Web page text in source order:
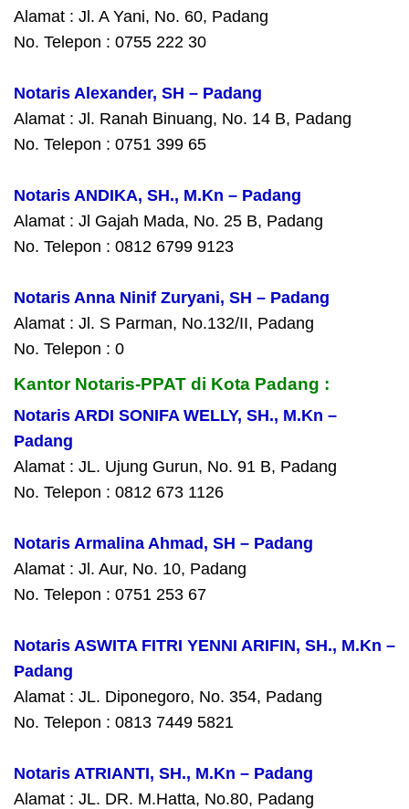
Alamat : Jl. A Yani, No. 60, Padang
No. Telepon : 0755 222 30
Notaris Alexander, SH – Padang
Alamat : Jl. Ranah Binuang, No. 14 B, Padang
No. Telepon : 0751 399 65
Notaris ANDIKA, SH., M.Kn – Padang
Alamat : Jl Gajah Mada, No. 25 B, Padang
No. Telepon : 0812 6799 9123
Notaris Anna Ninif Zuryani, SH – Padang
Alamat : Jl. S Parman, No.132/II, Padang
No. Telepon : 0
Kantor Notaris-PPAT di Kota Padang :
Notaris ARDI SONIFA WELLY, SH., M.Kn –
Padang
Alamat : JL. Ujung Gurun, No. 91 B, Padang
No. Telepon : 0812 673 1126
Notaris Armalina Ahmad, SH – Padang
Alamat : Jl. Aur, No. 10, Padang
No. Telepon : 0751 253 67
Notaris ASWITA FITRI YENNI ARIFIN, SH., M.Kn –
Padang
Alamat : JL. Diponegoro, No. 354, Padang
No. Telepon : 0813 7449 5821
Notaris ATRIANTI, SH., M.Kn – Padang
Alamat : JL. DR. M.Hatta, No.80, Padang